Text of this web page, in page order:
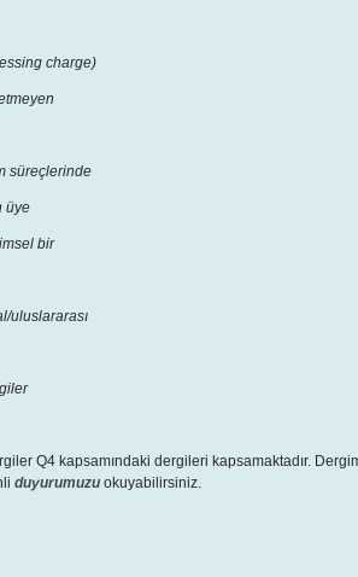
charge)
süreçlerinde
üye
bir
uluslararası
Q4 kapsamındaki dergileri kapsamaktadır.
duyurumuzu okuyabilirsiniz.